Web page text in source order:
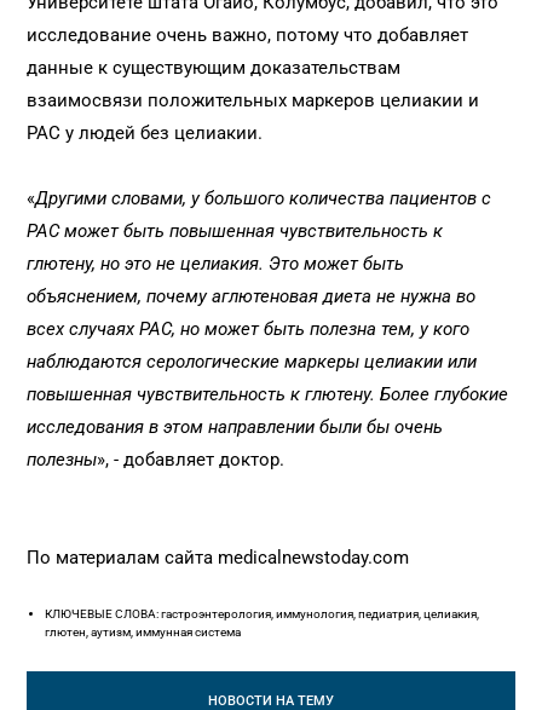
исследование очень важно, потому что добавляет
данные к существующим доказательствам
взаимосвязи положительных маркеров целиакии и
РАС у людей без целиакии.
«Другими словами, у большого количества пациентов с
РАС может быть повышенная чувствительность к
глютену, но это не целиакия. Это может быть
объяснением, почему аглютеновая диета не нужна во
всех случаях РАС, но может быть полезна тем, у кого
наблюдаются серологические маркеры целиакии или
повышенная чувствительность к глютену. Более глубокие
исследования в этом направлении были бы очень
полезны», - добавляет доктор.
По материалам сайта medicalnewstoday.com
КЛЮЧЕВЫЕ СЛОВА: гастроэнтерология, иммунология, педиатрия, целиакия,
глютен, аутизм, иммунная система
НОВОСТИ НА ТЕМУ